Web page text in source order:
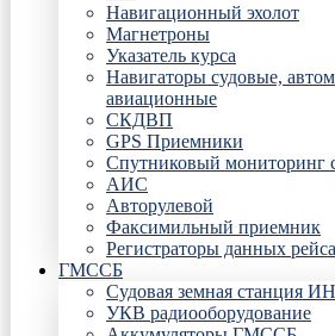
Навигационный эхолот
Магнетроны
Указатель курса
Навигаторы судовые,
авиационные
СКДВП
GPS Приемники
Спутниковый мониторинг
АИС
Авторулевой
Факсимильный приемник
Регистраторы данных рейса
ГМССБ
Судовая земная станция
УКВ радиооборудование